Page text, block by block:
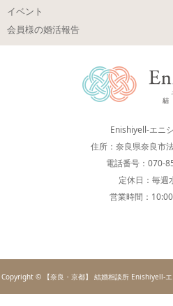
イベント
会員様の婚活報告
Enishiyell-エニ
住所：奈良県奈良市
電話番号：070-
定休日：毎週
営業時間：
Copyright © 【奈良・京都】 結婚相談所 Enishiyell-